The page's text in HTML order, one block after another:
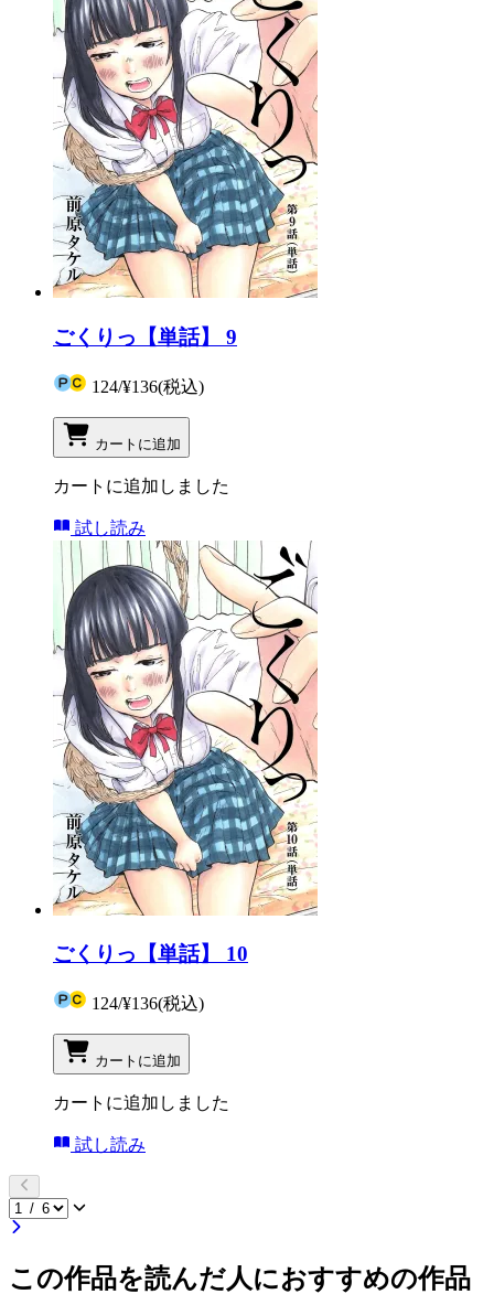
ごくりっ【単話】 9
124/¥136(税込)
カートに追加
カートに追加しました
試し読み
ごくりっ【単話】 10
124/¥136(税込)
カートに追加
カートに追加しました
試し読み
この作品を読んだ人におすすめの作品